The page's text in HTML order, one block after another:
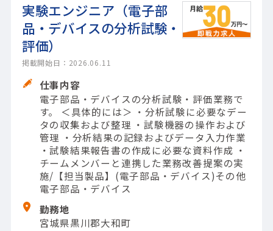
実験エンジニア（電子部
品・デバイスの分析試験・
評価）
掲載開始日：2026.06.11
仕事内容
電子部品・デバイスの分析試験・評価業務で
す。 ＜具体的には＞ ・分析試験に必要なデー
タの収集および整理 ・試験機器の操作および
管理 ・分析結果の記録およびデータ入力作業
・試験結果報告書の作成に必要な資料作成 ・
チームメンバーと連携した業務改善提案の実
施/【担当製品】(電子部品・デバイス)その他
電子部品・デバイス
勤務地
宮城県黒川郡大和町